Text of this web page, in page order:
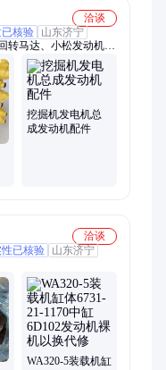
洽谈
已核验
山东济宁
转马达、小松发动机
挖掘机发电机总
成发动机配件
洽谈
已核验
山东济宁
WA320-5装载机缸